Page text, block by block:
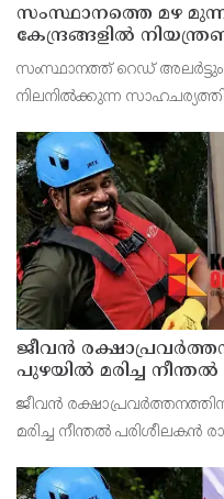
സംസ്ഥാനത്തെ മഴ
കേന്ദ്രങ്ങളില്‍
സംസ്ഥാനത്ത് റെഡ് അലര്‍ട്ടും
നിലനില്‍ക്കുന്ന
നിര്‍ദേശം നല്‍കി സംസ്ഥാന
ജീവൻ
പുഴയിൽ മരിച്ച
മൃതദേഹത്തോട്
നടപടിയെന്ന് കളക്ടർ
ജീവൻ
മരിച്ച നീന്തൽ പരിശീലകൻ
പോസ്റ്റുമോർട്ടം